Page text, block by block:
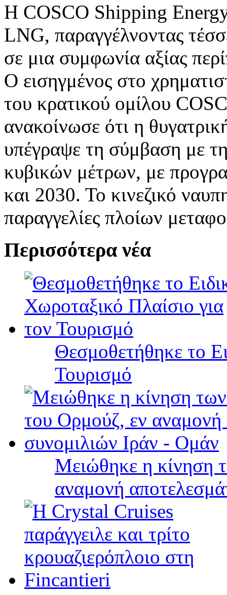
Η COSCO Shipping Energy
LNG, παραγγέλνοντας
σε μια συμφωνία αξίας
Ο εισηγμένος στο
του κρατικού ομίλου
ανακοίνωσε ότι η
υπέγραψε τη σύμβαση με
κυβικών μέτρων, με
και 2030. Το κινεζικό
παραγγελίες πλοίων
Περισσότερα νέα
Θεσμοθετήθηκε το
Τουρισμό
Μειώθηκε η κίνηση
αναμονή